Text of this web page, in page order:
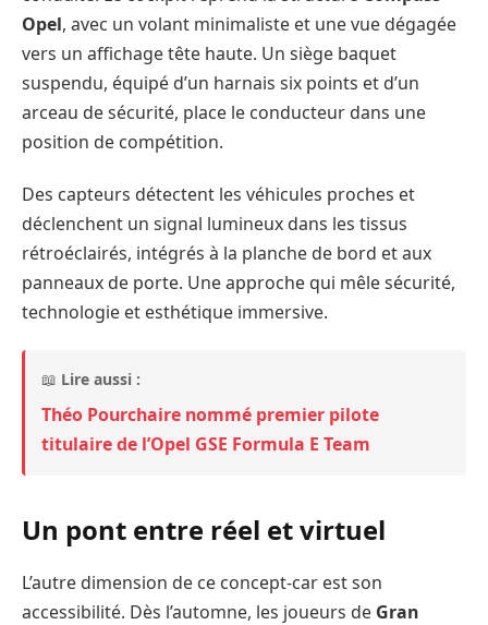
Opel, avec un volant minimaliste et une vue dégagée
vers un affichage tête haute. Un siège baquet
suspendu, équipé d’un harnais six points et d’un
arceau de sécurité, place le conducteur dans une
position de compétition.
Des capteurs détectent les véhicules proches et
déclenchent un signal lumineux dans les tissus
rétroéclairés, intégrés à la planche de bord et aux
panneaux de porte. Une approche qui mêle sécurité,
technologie et esthétique immersive.
📖 Lire aussi :
Théo Pourchaire nommé premier pilote
titulaire de l’Opel GSE Formula E Team
Un pont entre réel et virtuel
L’autre dimension de ce concept-car est son
accessibilité. Dès l’automne, les joueurs de Gran